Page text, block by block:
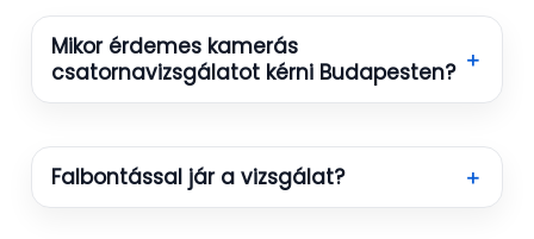
Mikor érdemes kamerás
csatornavizsgálatot kérni Budapesten? ＋
Falbontással jár a vizsgálat? ＋